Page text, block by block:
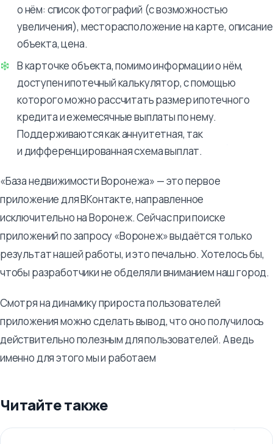
о нём: список фотографий (с возможностью
увеличения), месторасположение на карте, описание
объекта, цена.
В карточке объекта, помимо информации о нём,
доступен ипотечный калькулятор, с помощью
которого можно рассчитать размер ипотечного
кредита и ежемесячные выплаты по нему.
Поддерживаются как аннуитетная, так
и дифференцированная схема выплат.
«База недвижимости Воронежа» — это первое
приложение для ВКонтакте, направленное
исключительно на Воронеж. Сейчас при поиске
приложений по запросу «Воронеж» выдаётся только
результат нашей работы, и это печально. Хотелось бы,
чтобы разработчики не обделяли вниманием наш город.
Смотря на динамику прироста пользователей
приложения можно сделать вывод, что оно получилось
действительно полезным для пользователей. А ведь
именно для этого мы и работаем
Читайте также